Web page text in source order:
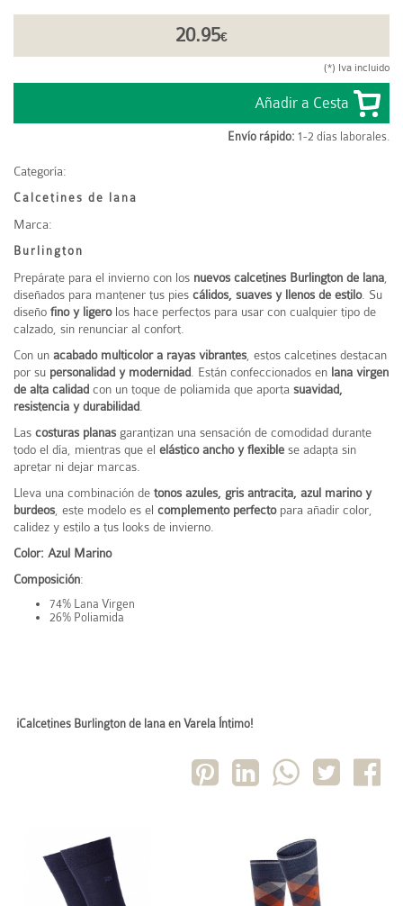
20.95€
(*) Iva incluido
Envío rápido: 1-2 días laborales.
Categoría:
Calcetines de lana
Marca:
Burlington
Prepárate para el invierno con los nuevos calcetines Burlington de lana,
diseñados para mantener tus pies cálidos, suaves y llenos de estilo. Su
diseño fino y ligerolos hace perfectos para usar con cualquier tipo de
calzado, sin renunciar al confort.
Con un acabado multicolor a rayas vibrantes, estos calcetines destacan
por su personalidad y modernidad. Están confeccionados en lana virgen
de alta calidad con un toque de poliamida que aporta suavidad,
resistencia y durabilidad.
Las costuras planas garantizan una sensación de comodidad durante
todo el día, mientras que el elástico ancho y flexible se adapta sin
apretar ni dejar marcas.
Lleva una combinación de tonos azules, gris antracita, azul marino y
burdeos, este modelo es el complemento perfectopara añadir color,
calidez y estilo a tus looks de invierno.
Color: Azul Marino
Composición:
74% Lana Virgen
26% Poliamida
¡Calcetines Burlington de lana en Varela Íntimo!